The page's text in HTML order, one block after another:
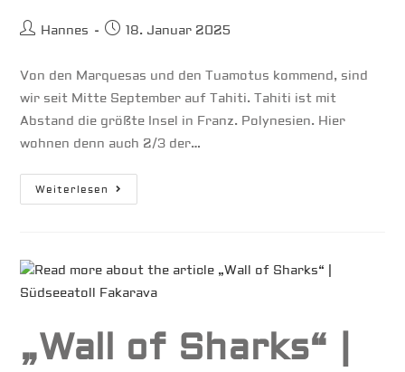
Beitrags-
Hannes
Beitrag
18. Januar 2025
Von den Marquesas und den Tuamotus kommend, sind
wir seit Mitte September auf Tahiti. Tahiti ist mit
Abstand die größte Insel in Franz. Polynesien. Hier
wohnen denn auch 2/3 der…
Weiterlesen Tahiti
„Wall of Sharks“ |